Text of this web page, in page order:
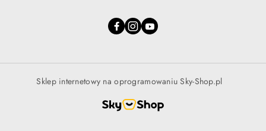
Sklep internetowy na oprogramowaniu Sky-Shop.pl